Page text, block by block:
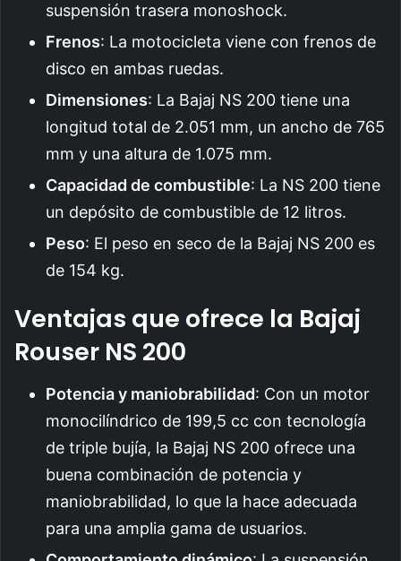
suspensión trasera monoshock.
Frenos: La motocicleta viene con frenos de
disco en ambas ruedas.
Dimensiones: La Bajaj NS 200 tiene una
longitud total de 2.051 mm, un ancho de 765
mm y una altura de 1.075 mm.
Capacidad de combustible: La NS 200 tiene
un depósito de combustible de 12 litros.
Peso: El peso en seco de la Bajaj NS 200 es
de 154 kg.
Ventajas que ofrece la Bajaj
Rouser NS 200
Potencia y maniobrabilidad: Con un motor
monocilíndrico de 199,5 cc con tecnología
de triple bujía, la Bajaj NS 200 ofrece una
buena combinación de potencia y
maniobrabilidad, lo que la hace adecuada
para una amplia gama de usuarios.